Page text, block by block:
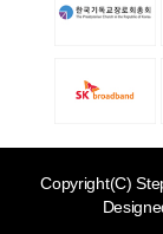
Copyright(C)